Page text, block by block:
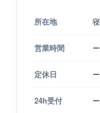
所在地
営業時間 ー
定休日 ー
24h受付 ー